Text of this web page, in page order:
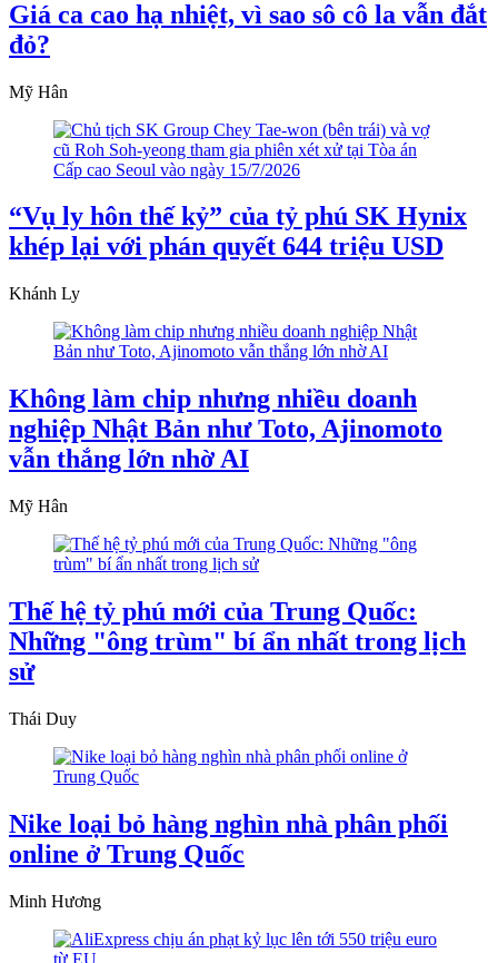
Giá ca cao hạ nhiệt, vì sao sô cô la vẫn đắt
đỏ?
Mỹ Hân
“Vụ ly hôn thế kỷ” của tỷ phú SK Hynix
khép lại với phán quyết 644 triệu USD
Khánh Ly
Không làm chip nhưng nhiều doanh
nghiệp Nhật Bản như Toto, Ajinomoto
vẫn thắng lớn nhờ AI
Mỹ Hân
Thế hệ tỷ phú mới của Trung Quốc:
Những "ông trùm" bí ẩn nhất trong lịch
sử
Thái Duy
Nike loại bỏ hàng nghìn nhà phân phối
online ở Trung Quốc
Minh Hương